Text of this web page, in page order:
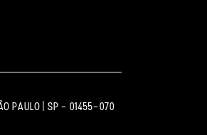
PAULO | SP - 01455-070